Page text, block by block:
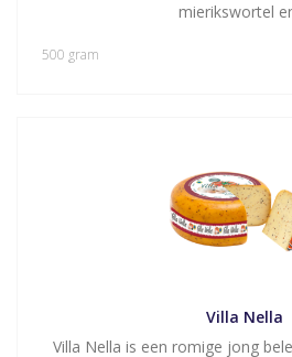
mierikswortel
500 gram
Villa Nella
Villa Nella is een romige jong